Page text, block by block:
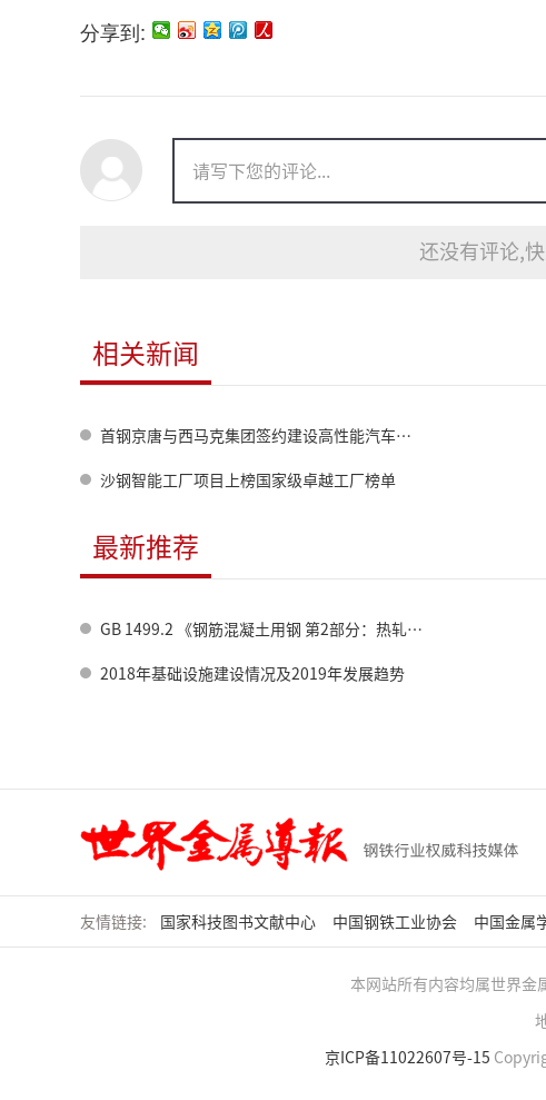
分享到:
还没有评论,
相关新闻
首钢京唐与西马克集团签约建设高性能汽车外板连续镀锌生产线
沙钢智能工厂项目上榜国家级卓越工厂榜单
最新推荐
GB 1499.2 《钢筋混凝土用钢 第2部分：热轧带肋钢筋》标准修订情况
2018年基础设施建设情况及2019年发展趋势
友情链接: 国家科技图书文献中心 中国钢铁工业协会 中国金属
本网站所有内容均属世界金
京ICP备11022607号-15